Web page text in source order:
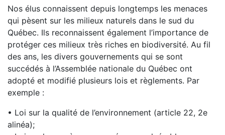
Nos élus connaissent depuis longtemps les menaces
qui pèsent sur les milieux naturels dans le sud du
Québec. Ils reconnaissent également l’importance de
protéger ces milieux très riches en biodiversité. Au fil
des ans, les divers gouvernements qui se sont
succédés à l’Assemblée nationale du Québec ont
adopté et modifié plusieurs lois et règlements. Par
exemple :
• Loi sur la qualité de l’environnement (article 22, 2e
alinéa);